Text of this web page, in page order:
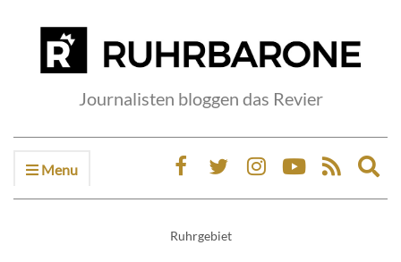
Journalisten bloggen das Revier
Menu
Ruhrgebiet